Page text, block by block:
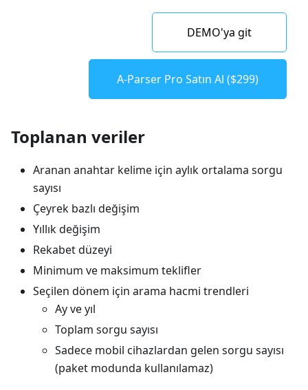
DEMO'ya git
A-Parser Pro Satın Al ($299)
Toplanan veriler
Aranan anahtar kelime için aylık ortalama sorgu
sayısı
Çeyrek bazlı değişim
Yıllık değişim
Rekabet düzeyi
Minimum ve maksimum teklifler
Seçilen dönem için arama hacmi trendleri
Ay ve yıl
Toplam sorgu sayısı
Sadece mobil cihazlardan gelen sorgu sayısı
(paket modunda kullanılamaz)